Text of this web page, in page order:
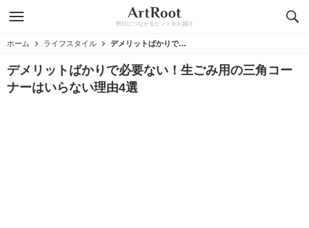
明日につながるヒントをお届け
ホーム ライフスタイル デメリットばかりで必要ない！生ごみ用の三角コーナーはいらない理由4選
デメリットばかりで必要ない！生ごみ用の三角コー
ナーはいらない理由4選